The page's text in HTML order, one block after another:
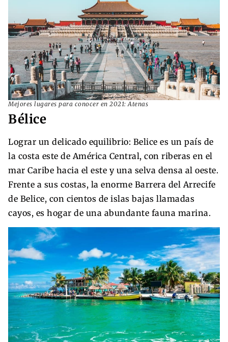
Mejores lugares para conocer en 2021: Atenas
Bélice
Lograr un delicado equilibrio: Belice es un país de
la costa este de América Central, con riberas en el
mar Caribe hacia el este y una selva densa al oeste.
Frente a sus costas, la enorme Barrera del Arrecife
de Belice, con cientos de islas bajas llamadas
cayos, es hogar de una abundante fauna marina.